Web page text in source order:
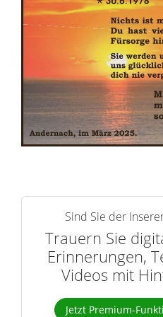
n
e
r
n
Sind Sie der
Trauern Sie
Erinnerungen,
Videos mit
Jetzt Premium-